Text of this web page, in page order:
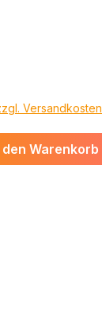
Versandkosten
den Warenkorb